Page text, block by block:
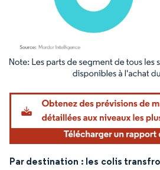
Image © Mordor Intelligence. La réutilisation
Par destination : les colis